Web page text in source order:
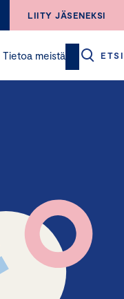
LIITY JÄSENEKSI
Tietoa meistä ETSI